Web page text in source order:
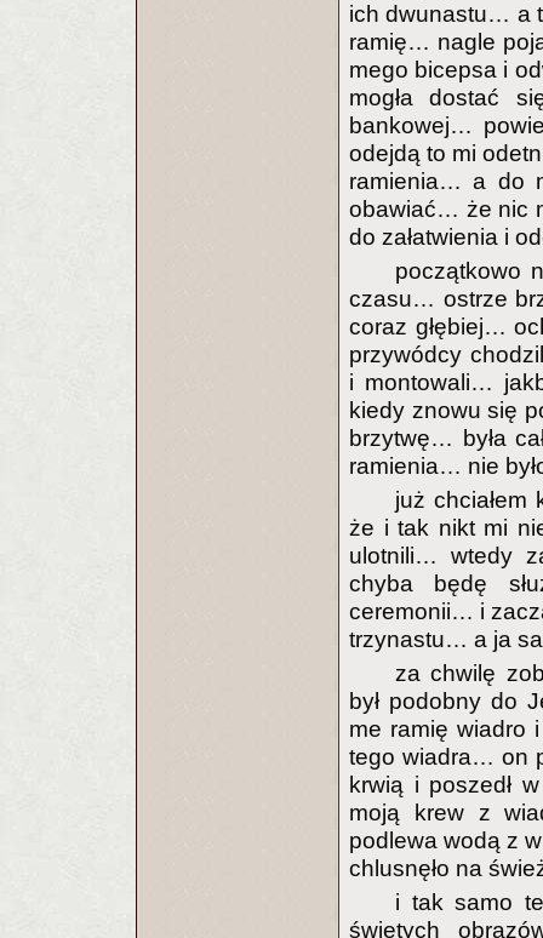
ich dwunastu… a
ramię… nagle
mego bicepsa i
mogła dostać
bankowej…
odejdą to mi
ramienia… a do
obawiać… że nic
do załatwienia i
początkowo
czasu… ostrze
coraz głębiej…
przywódcy
i montowali…
kiedy znowu się
brzytwę… była
ramienia… nie
już
że i tak nikt mi
ulotnili… wtedy
chyba będę
ceremonii… i
trzynastu… a ja
za chwilę
był podobny do
me ramię wiadro
tego wiadra… on
krwią i poszedł
moją krew z
podlewa wodą z
chlusnęło na
i tak samo
świętych